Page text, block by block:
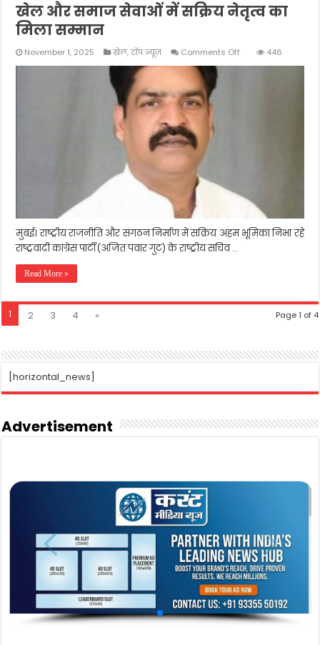
खेल और समाज सेवाओं में सक्रिय नेतृत्व का
मिला सम्मान
November 1, 2025 खेल,टॉप न्यूज़ Comments Off
खेल
446
मुंबई। राष्ट्रीय राजनीति और संगठन निर्माण में सक्रिय अहम भूमिका निभा रहे
राष्ट्रवादी कांग्रेस पार्टी(अजित पवार गुट) के राष्ट्रीय सचिव …
Read More »
Page 1 of 4
1 2 3 4 »
[horizontal_news]
Advertisement